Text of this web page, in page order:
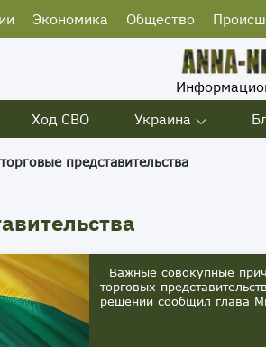
Экономика Общество
Ход СВО Украина
торговые представительства
Важные совокупные
торговых
решении сообщил глава